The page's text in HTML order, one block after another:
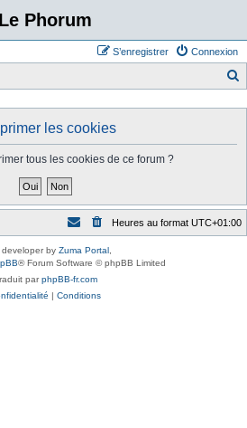
Le Phorum
Connexion
S’enregistrer
c
h
les cookies
tous les cookies de ce forum ?
Heures au format UTC+01:00
developer by Zuma Portal
® Forum Software © phpBB Limited
parphpBB-fr.com
| Conditions